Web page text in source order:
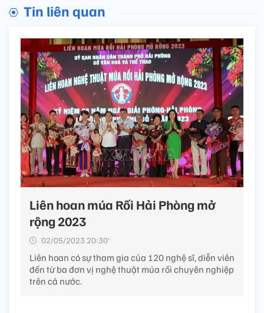
Tin liên quan
Liên hoan múa Rối Hải Phòng mở
rộng 2023
02/05/2023 20:30’
Liên hoan có sự tham gia của 120 nghệ sĩ, diễn viên
đến từ ba đơn vị nghệ thuật múa rối chuyên nghiệp
trên cả nước.